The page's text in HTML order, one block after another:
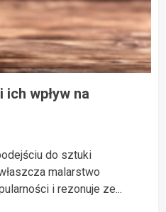
wpływ na
do sztuki
malarstwo
i rezonu­je ze...